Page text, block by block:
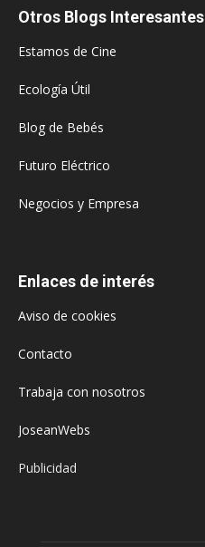
Otros Blogs Interesantes
Estamos de Cine
Ecología Útil
Blog de Bebés
Futuro Eléctrico
Negocios y Empresa
Enlaces de interés
Aviso de cookies
Contacto
Trabaja con nosotros
JoseanWebs
Publicidad